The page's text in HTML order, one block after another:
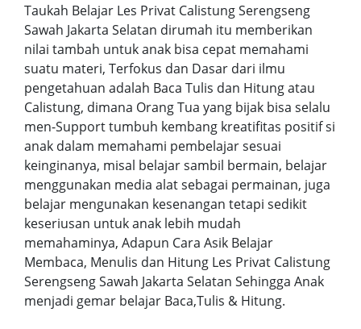
Taukah Belajar Les Privat Calistung Serengseng
Sawah Jakarta Selatan dirumah itu memberikan
nilai tambah untuk anak bisa cepat memahami
suatu materi, Terfokus dan Dasar dari ilmu
pengetahuan adalah Baca Tulis dan Hitung atau
Calistung, dimana Orang Tua yang bijak bisa selalu
men-Support tumbuh kembang kreatifitas positif si
anak dalam memahami pembelajar sesuai
keinginanya, misal belajar sambil bermain, belajar
menggunakan media alat sebagai permainan, juga
belajar mengunakan kesenangan tetapi sedikit
keseriusan untuk anak lebih mudah
memahaminya, Adapun Cara Asik Belajar
Membaca, Menulis dan Hitung Les Privat Calistung
Serengseng Sawah Jakarta Selatan Sehingga Anak
menjadi gemar belajar Baca,Tulis & Hitung.